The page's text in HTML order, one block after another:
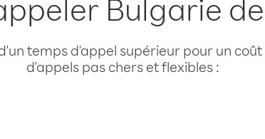
Bulgarie
temps d'appel supérieur pour un
d'appels pas chers et flexibles :